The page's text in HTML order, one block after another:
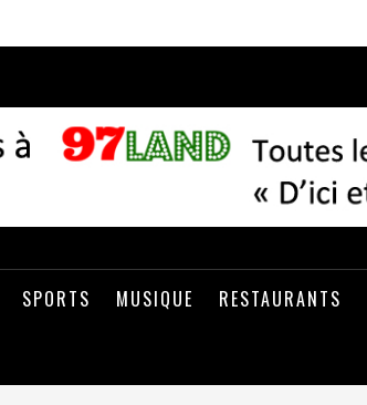
SPORTS MUSIQUE RESTAURANTS